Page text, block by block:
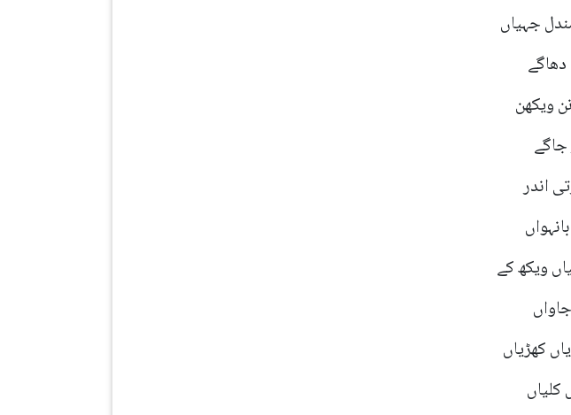
جہیاں
ویکھن
اندر
ویکھ کے
کھڑیاں
کلیاں